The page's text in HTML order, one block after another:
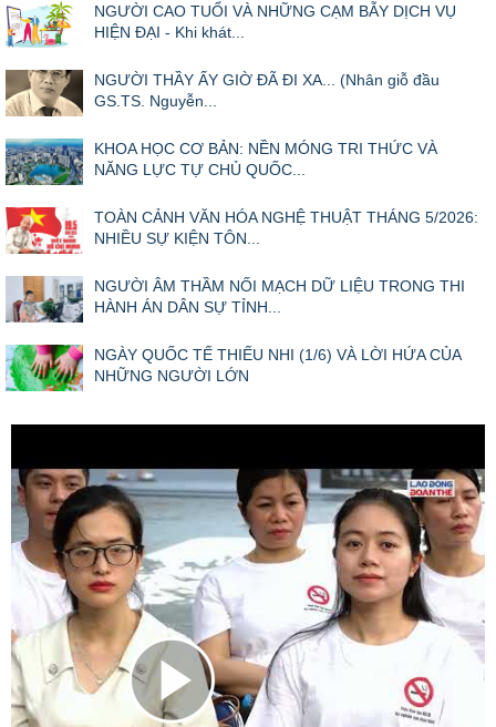
NGƯỜI CAO TUỔI VÀ NHỮNG CẠM BẪY DỊCH VỤ
HIỆN ĐẠI - Khi khát...
NGƯỜI THẦY ẤY GIỜ ĐÃ ĐI XA... (Nhân giỗ đầu
GS.TS. Nguyễn...
KHOA HỌC CƠ BẢN: NỀN MÓNG TRI THỨC VÀ
NĂNG LỰC TỰ CHỦ QUỐC...
TOÀN CẢNH VĂN HÓA NGHỆ THUẬT THÁNG 5/2026:
NHIỀU SỰ KIỆN TÔN...
NGƯỜI ÂM THẦM NỐI MẠCH DỮ LIỆU TRONG THI
HÀNH ÁN DÂN SỰ TỈNH...
NGÀY QUỐC TẾ THIẾU NHI (1/6) VÀ LỜI HỨA CỦA
NHỮNG NGƯỜI LỚN